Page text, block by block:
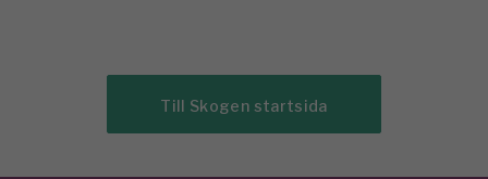
Till Skogen startsida